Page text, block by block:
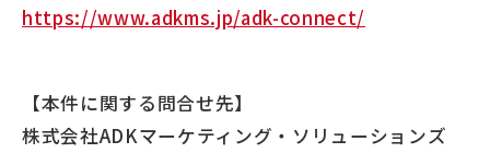
https://www.adkms.jp/adk-connect/
【本件に関する問合せ先】
株式会社ADKマーケティング・ソリューションズ